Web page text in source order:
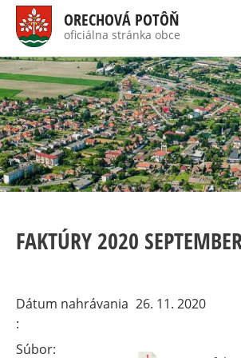
na
obsah
ORECHOVÁ POTÔŇ
oficiálna stránka obce
FAKTÚRY 2020
Dátum nahrávania 26. 11. 2020
Súbor